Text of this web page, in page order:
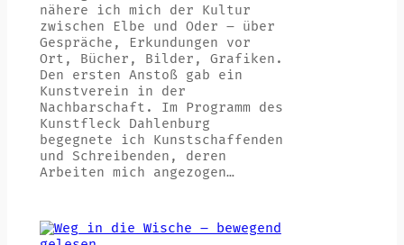
nähere ich mich der Kultur
zwischen Elbe und Oder – über
Gespräche, Erkundungen vor
Ort, Bücher, Bilder, Grafiken.
Den ersten Anstoß gab ein
Kunstverein in der
Nachbarschaft. Im Programm des
Kunstfleck Dahlenburg
begegnete ich Kunstschaffenden
und Schreibenden, deren
Arbeiten mich angezogen…